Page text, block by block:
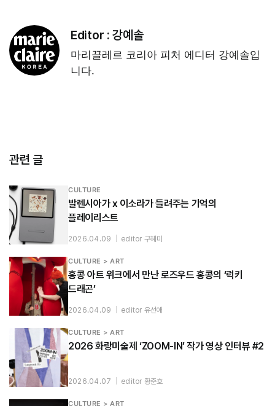
Editor :강예솔
마리끌레르 코리아 피처 에디터 강예솔입
니다.
관련 글
CULTURE
발렌시아가 x 이소라가 들려주는 기억의
플레이리스트
2026.04.09 editor 구혜미
CULTURE > ART
홍콩 아트 위크에서 만난 로즈우드 홍콩의 ‘럭키
드래곤’
2026.04.09 editor 유선애
CULTURE > ART
2026 화랑미술제 ‘ZOOM-IN’ 작가 영상 인터뷰 #2
2026.04.07 editor 황준호
CULTURE > ART